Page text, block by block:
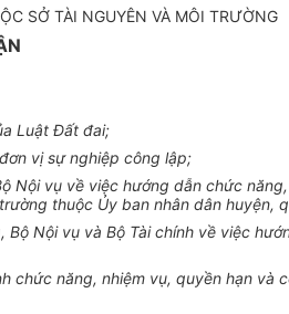
SỞ TÀI NGUYÊN VÀ MÔI TRƯỜNG
Luật Đất đai;
vị sự nghiệp công lập;
Nội vụ về việc hướng dẫn chức
thuộc Ủy ban nhân dân huyện,
Nội vụ và Bộ Tài chính về việc
năng, nhiệm vụ, quyền hạn và